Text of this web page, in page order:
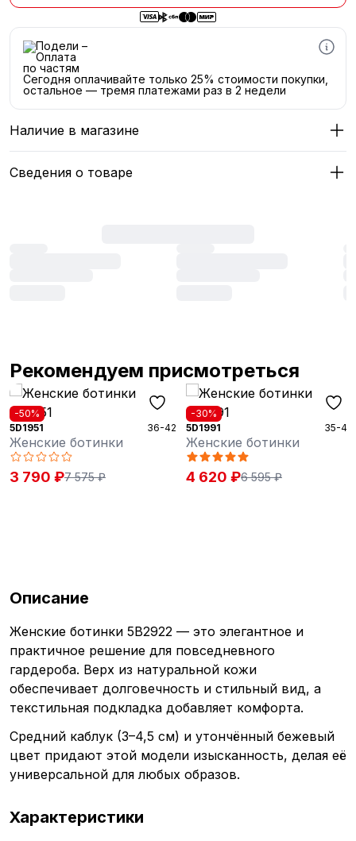
Сегодня оплачивайте только 25% стоимости покупки,
остальное — тремя платежами раз в 2 недели
Наличие в магазине
Сведения о товаре
Рекомендуем присмотреться
-50%
5D1951
36-42
Женские ботинки
3 790 ₽7 575 ₽
-30%
5D1991
35-42
Женские ботинки
4 620 ₽6 595 ₽
Описание
Женские ботинки 5B2922 — это элегантное и
практичное решение для повседневного
гардероба. Верх из натуральной кожи
обеспечивает долговечность и стильный вид, а
текстильная подкладка добавляет комфорта.
Средний каблук (3–4,5 см) и утончённый бежевый
цвет придают этой модели изысканность, делая её
универсальной для любых образов.
Характеристики